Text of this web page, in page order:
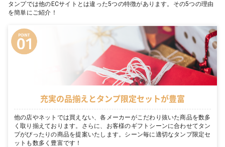
タンプでは他のECサイトとは違った5つの特徴があります。その5つの理由
を簡単にご紹介！
充実の品揃えとタンプ限定セットが豊富
他の店やネットでは買えない、各メーカーがこだわり抜いた商品を数多
く取り揃えております。さらに、お客様のギフトシーンに合わせてタン
プがぴったりの商品を提案いたします。シーン毎に適切なタンプ限定セ
ットも数多く豊富です！